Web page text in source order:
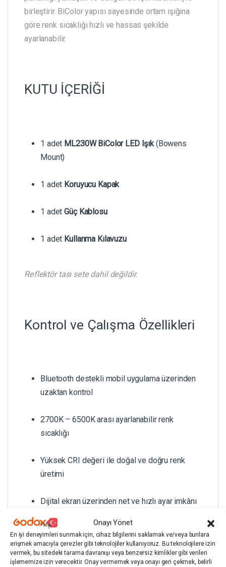
Onayı Yönet
En iyi deneyimleri sunmak için, cihaz bilgilerini saklamak ve/veya bunlara
erişmek amacıyla çerezler gibi teknolojiler kullanıyoruz. Bu teknolojilere izin
vermek, bu sitedeki tarama davranışı veya benzersiz kimlikler gibi verileri
işlememize izin verecektir. Onay vermemek veya onayı geri çekmek, belirli
birleştirir. BiColor yapısı sayesinde ortam ışığına
göre renk sıcaklığı hızlı ve hassas şekilde
ayarlanabilir.
KUTU İÇERİĞİ
1 adet ML230W BiColor LED Işık (Bowens
Mount)
1 adet Koruyucu Kapak
1 adetGüç Kablosu
1 adet Kullanma Kılavuzu
Reflektör tası sete dahil değildir.
Kontrol ve Çalışma Özellikleri
Bluetooth destekli mobil uygulama üzerinden
uzaktan kontrol
2700K – 6500K arası ayarlanabilir renk
sıcaklığı
Yüksek CRI değeri ile doğal ve doğru renk
üretimi
Dijital ekran üzerinden net ve hızlı ayar imkânı
Video çekimleri için optimize edilmiş sessiz
fan sistemi